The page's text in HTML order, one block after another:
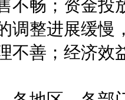
不畅；资金投
调整进展缓慢
不善；经济效